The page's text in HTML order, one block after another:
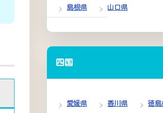
島根県 山口県
四国
愛媛県 香川県 徳島